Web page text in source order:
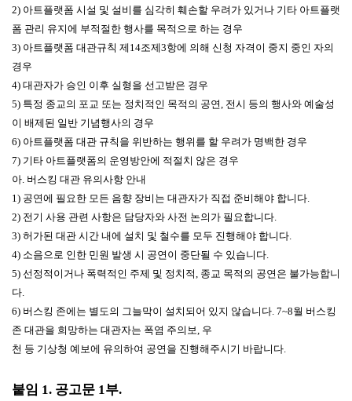
2) 아트플랫폼 시설 및 설비를 심각히 훼손할 우려가 있거나 기타 아트플랫
폼 관리 유지에 부적절한 행사를 목적으로 하는 경우
3) 아트플랫폼 대관규칙 제14조제3항에 의해 신청 자격이 중지 중인 자의
경우
4) 대관자가 승인 이후 실형을 선고받은 경우
5) 특정 종교의 포교 또는 정치적인 목적의 공연, 전시 등의 행사와 예술성
이 배제된 일반 기념행사의 경우
6) 아트플랫폼 대관 규칙을 위반하는 행위를 할 우려가 명백한 경우
7) 기타 아트플랫폼의 운영방안에 적절치 않은 경우
아. 버스킹 대관 유의사항 안내
1) 공연에 필요한 모든 음향 장비는 대관자가 직접 준비해야 합니다.
2) 전기 사용 관련 사항은 담당자와 사전 논의가 필요합니다.
3) 허가된 대관 시간 내에 설치 및 철수를 모두 진행해야 합니다.
4) 소음으로 인한 민원 발생 시 공연이 중단될 수 있습니다.
5) 선정적이거나 폭력적인 주제 및 정치적, 종교 목적의 공연은 불가능합니
다.
6) 버스킹 존에는 별도의 그늘막이 설치되어 있지 않습니다. 7~8월 버스킹
존 대관을 희망하는 대관자는 폭염 주의보, 우
천 등 기상청 예보에 유의하여 공연을 진행해주시기 바랍니다.
붙임 1. 공고문 1부.